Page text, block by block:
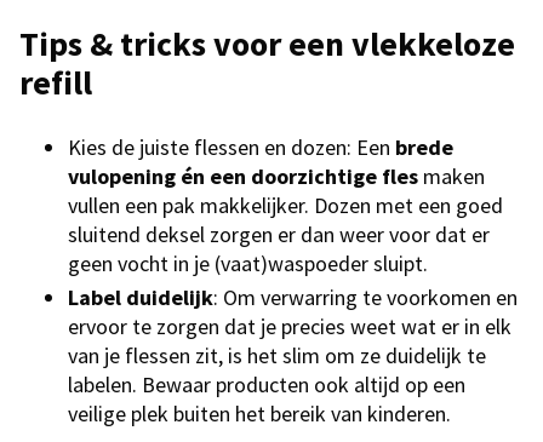
Tips & tricks voor een vlekkeloze
refill
Kies de juiste flessen en dozen: Een brede
vulopening én een doorzichtige fles maken
vullen een pak makkelijker. Dozen met een goed
sluitend deksel zorgen er dan weer voor dat er
geen vocht in je (vaat)waspoeder sluipt.
Label duidelijk: Om verwarring te voorkomen en
ervoor te zorgen dat je precies weet wat er in elk
van je flessen zit, is het slim om ze duidelijk te
labelen. Bewaar producten ook altijd op een
veilige plek buiten het bereik van kinderen.